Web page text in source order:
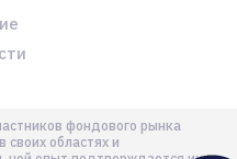
фондового рынка
областях и